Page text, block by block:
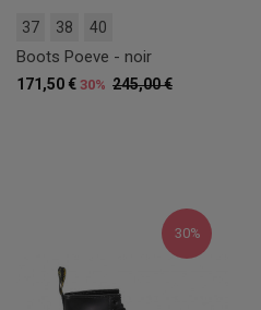
37 38 40
Boots Poeve - noir
245,00 €
171,50 € 30%
30%